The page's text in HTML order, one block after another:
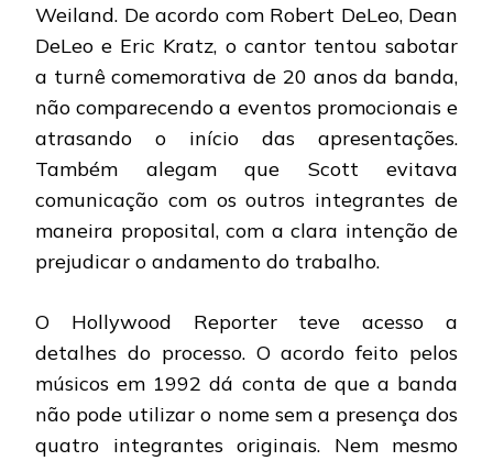
Weiland. De acordo com Robert DeLeo, Dean
DeLeo e Eric Kratz, o cantor tentou sabotar
a turnê comemorativa de 20 anos da banda,
não comparecendo a eventos promocionais e
atrasando o início das apresentações.
Também alegam que Scott evitava
comunicação com os outros integrantes de
maneira proposital, com a clara intenção de
prejudicar o andamento do trabalho.
O Hollywood Reporter teve acesso a
detalhes do processo. O acordo feito pelos
músicos em 1992 dá conta de que a banda
não pode utilizar o nome sem a presença dos
quatro integrantes originais. Nem mesmo